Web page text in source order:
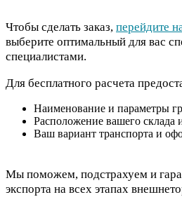
Чтобы сделать заказ, перейдите
выберите оптимальный для вас
специалистами.
Для бесплатного расчета
Наименование и параметры
Расположение вашего склада
Ваш вариант транспорта и
Мы поможем, подстрахуем и
экспорта на всех этапах